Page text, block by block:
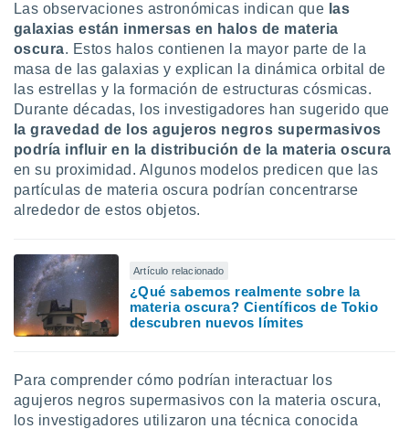
que
sean
el sitio
se
para
ni para
o
no
Puedes
acceder a
web a
Las observaciones astronómicas indican que las
galaxias están inmersas en halos de materia
oscura. Estos halos contienen la mayor parte de la
masa de las galaxias y explican la dinámica orbital de
las estrellas y la formación de estructuras cósmicas.
Durante décadas, los investigadores han sugerido que
la gravedad de los agujeros negros supermasivos
podría influir en la distribución de la materia oscura
en su proximidad. Algunos modelos predicen que las
partículas de materia oscura podrían concentrarse
alrededor de estos objetos.
Artículo relacionado
¿Qué sabemos realmente sobre la
materia oscura? Científicos de Tokio
descubren nuevos límites
Para comprender cómo podrían interactuar los
agujeros negros supermasivos con la materia oscura,
los investigadores utilizaron una técnica conocida